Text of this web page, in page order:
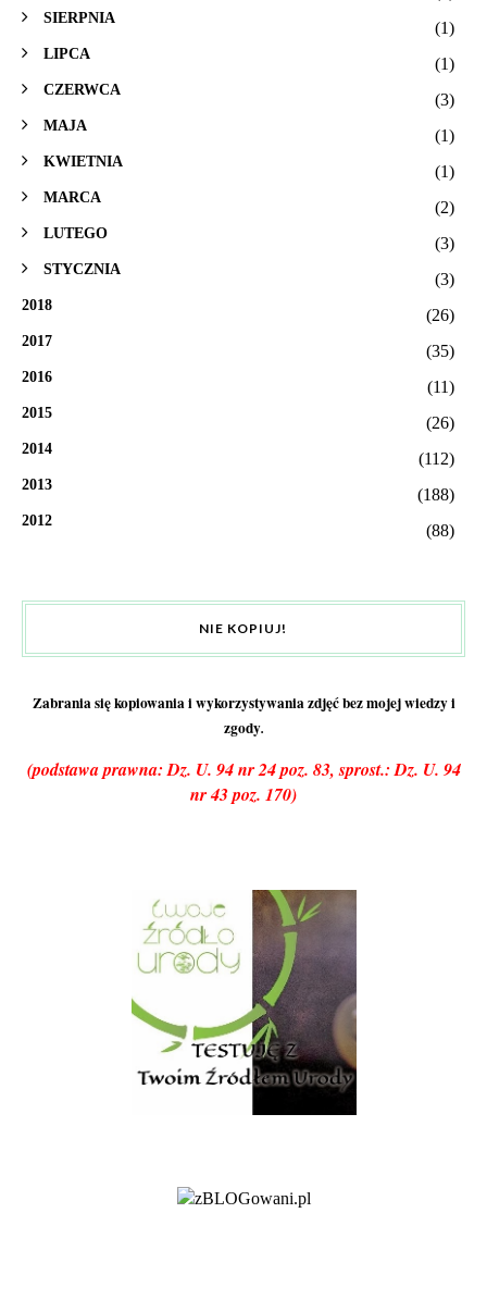
SIERPNIA
(1)
LIPCA
(1)
CZERWCA
(3)
MAJA
(1)
KWIETNIA
(1)
MARCA
(2)
LUTEGO
(3)
STYCZNIA
(3)
2018
(26)
2017
(35)
2016
(11)
2015
(26)
2014
(112)
2013
(188)
2012
(88)
NIE KOPIUJ!
Zabrania się kopiowania i wykorzystywania zdjęć bez mojej wiedzy i
zgody.
(podstawa prawna: Dz. U. 94 nr 24 poz. 83, sprost.: Dz. U. 94
nr 43 poz. 170)